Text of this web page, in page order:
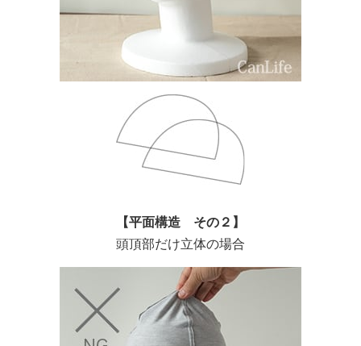
【平面構造 その２】
頭頂部だけ立体の場合